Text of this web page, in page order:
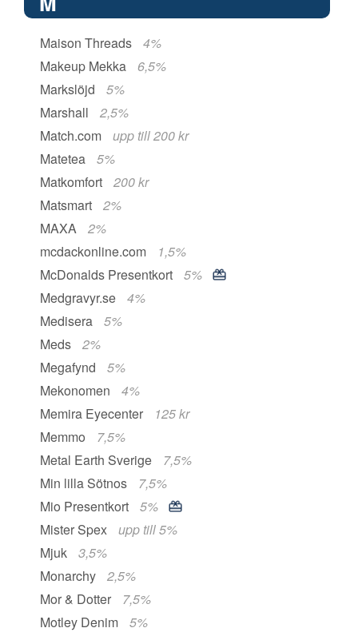
Maison Threads
4%
Makeup Mekka
6,5%
Markslöjd
5%
Marshall
2,5%
Match.com
upp till 200 kr
Matetea
5%
Matkomfort
200 kr
Matsmart
2%
MAXA
2%
mcdackonline.com
1,5%
McDonalds Presentkort
5%
Medgravyr.se
4%
Medisera
5%
Meds
2%
Megafynd
5%
Mekonomen
4%
Memira Eyecenter
125 kr
Memmo
7,5%
Metal Earth Sverige
7,5%
Min lilla Sötnos
7,5%
Mio Presentkort
5%
Mister Spex
upp till 5%
Mjuk
3,5%
Monarchy
2,5%
Mor & Dotter
7,5%
Motley Denim
5%